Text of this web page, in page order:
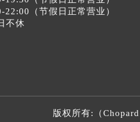
22:00（节假日正常营业）
不休
版权所有:（Chopard